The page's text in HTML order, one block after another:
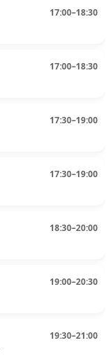
17:00–18:30
17:00–18:30
17:30–19:00
17:30–19:00
18:30–20:00
19:00–20:30
19:30–21:00